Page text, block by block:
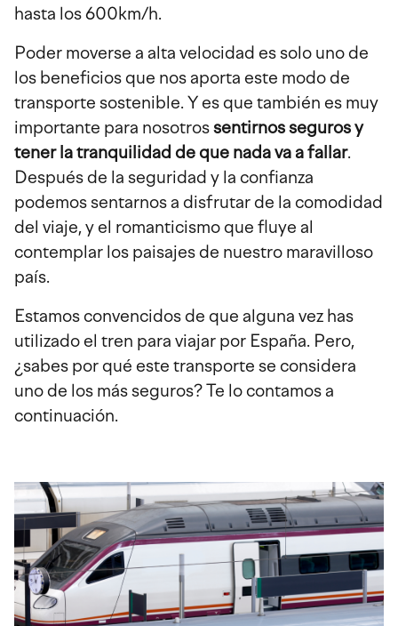
hasta los 600km/h.
Poder moverse a alta velocidad es solo uno de
los beneficios que nos aporta este modo de
transporte sostenible. Y es que también es muy
importante para nosotrossentirnos seguros y
tener la tranquilidad de que nada va a fallar.
Después de la seguridad y la confianza
podemos sentarnos a disfrutar de la comodidad
del viaje, y el romanticismo que fluye al
contemplar los paisajes de nuestro maravilloso
país.
Estamos convencidos de que alguna vez has
utilizado el tren para viajar por España. Pero,
¿sabes por qué este transporte se considera
uno de los más seguros? Te lo contamos a
continuación.
Imagen